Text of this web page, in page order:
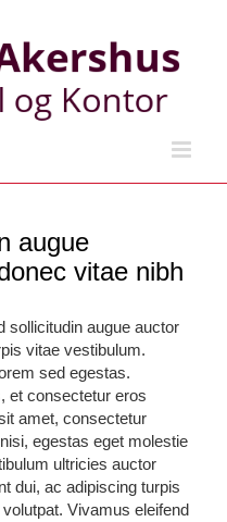
augue
vitae nibh
sollicitudin augue auctor
vitae vestibulum.
sed egestas.
et consectetur eros
amet, consectetur
egestas eget molestie
ultricies auctor
dui, ac adipiscing turpis
Vivamus eleifend